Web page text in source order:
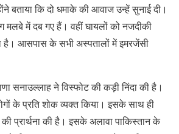
बताया कि दो धमाके की आवाज उन्हें सुनाई दी।
मलबे में दब गए हैं। वहीं घायलों को नजदीकी
है। आसपास के सभी अस्पतालों में इमरजेंसी
सनाउल्लाह ने विस्फोट की कड़ी निंदा की है।
के प्रति शोक व्यक्त किया। इसके साथ ही
प्रार्थना की है। इसके अलावा पाकिस्तान के